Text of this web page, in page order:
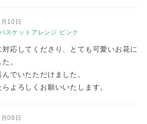
10日
スケットアレンジ ピンク
応してくださり、とても可愛いお花に
。
でいたただけました。
よろしくお願いいたします。
09日